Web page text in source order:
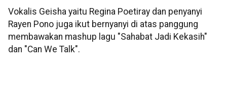
Vokalis Geisha yaitu Regina Poetiray dan penyanyi
Rayen Pono juga ikut bernyanyi di atas panggung
membawakan mashup lagu "Sahabat Jadi Kekasih"
dan "Can We Talk".